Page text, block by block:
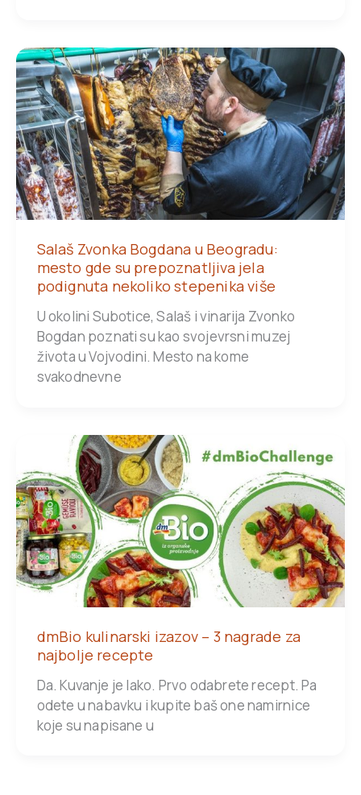
Salaš Zvonka Bogdana u Beogradu:
mesto gde su prepoznatljiva jela
podignuta nekoliko stepenika više
U okolini Subotice, Salaš i vinarija Zvonko
Bogdan poznati su kao svojevrsni muzej
života u Vojvodini. Mesto na kome
svakodnevne
dmBio kulinarski izazov – 3 nagrade za
najbolje recepte
Da. Kuvanje je lako. Prvo odabrete recept. Pa
odete u nabavku i kupite baš one namirnice
koje su napisane u